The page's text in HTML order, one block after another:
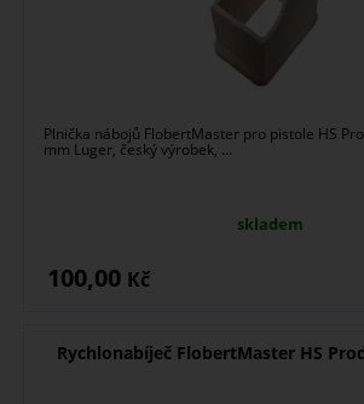
Plnička nábojů FlobertMaster pro pistole HS
mm Luger, český výrobek, ...
skladem
100,00 Kč
Rychlonabíječ FlobertMaster HS